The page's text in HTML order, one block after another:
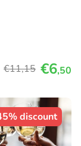
€11,15 €6,50
discount